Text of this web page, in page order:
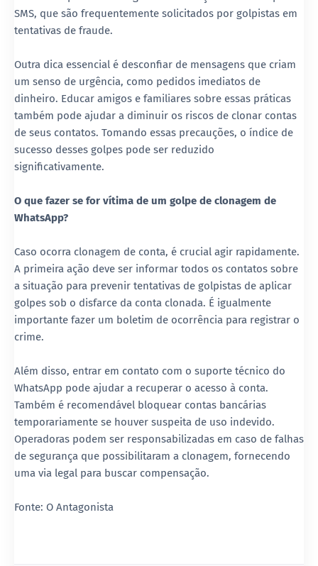
SMS, que são frequentemente solicitados por golpistas em
tentativas de fraude.
Outra dica essencial é desconfiar de mensagens que criam
um senso de urgência, como pedidos imediatos de
dinheiro. Educar amigos e familiares sobre essas práticas
também pode ajudar a diminuir os riscos de clonar contas
de seus contatos. Tomando essas precauções, o índice de
sucesso desses golpes pode ser reduzido
significativamente.
O que fazer se for vítima de um golpe de clonagem de
WhatsApp?
Caso ocorra clonagem de conta, é crucial agir rapidamente.
A primeira ação deve ser informar todos os contatos sobre
a situação para prevenir tentativas de golpistas de aplicar
golpes sob o disfarce da conta clonada. É igualmente
importante fazer um boletim de ocorrência para registrar o
crime.
Além disso, entrar em contato com o suporte técnico do
WhatsApp pode ajudar a recuperar o acesso à conta.
Também é recomendável bloquear contas bancárias
temporariamente se houver suspeita de uso indevido.
Operadoras podem ser responsabilizadas em caso de falhas
de segurança que possibilitaram a clonagem, fornecendo
uma via legal para buscar compensação.
Fonte: O Antagonista